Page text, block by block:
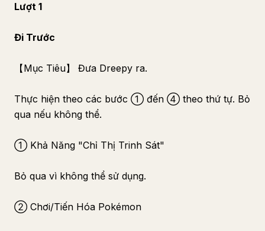
Lượt 1
Đi Trước
【Mục Tiêu】 Đưa Dreepy ra.
Thực hiện theo các bước ① đến ④ theo thứ tự. Bỏ
qua nếu không thể.
① Khả Năng "Chỉ Thị Trinh Sát"
Bỏ qua vì không thể sử dụng.
② Chơi/Tiến Hóa Pokémon